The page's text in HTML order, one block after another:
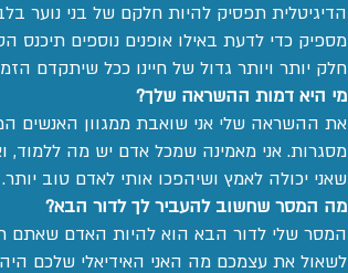
הדיגיטלית תפסיק להיות חלקם של בני נוער
מספיק כדי לדעת באילו אופנים נוספים תיכנס
חלק יותר ויותר גדול של חיינו ככל שיתקדם
מי היא דמות ההשראה שלך?
את ההשראה שלי אני שואבת ממגוון האנשים
מסגרות. אני מאמינה שמכל אדם יש מה ללמוד,
שאני יכולה לאמץ ושיהפכו אותי לאדם טוב יותר.
מה המסר שחשוב להעביר לך לדור הבא?
המסר שלי לדור הבא הוא להיות האדם שאתם
לשאול את עצמכם מה האני האידיאלי שלכם